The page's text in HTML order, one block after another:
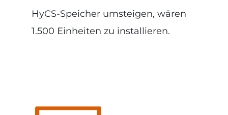
HyCS-Speicher umsteigen, wären
1.500 Einheiten zu installieren.